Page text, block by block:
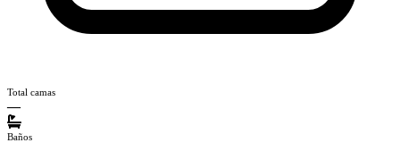
Total camas
—
Baños